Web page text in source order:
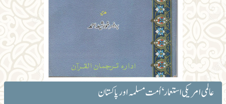
عالمی امریکی استعمار‘ اُمت مسلمہ اور پاکستان